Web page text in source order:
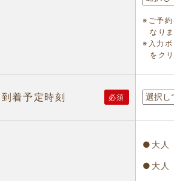
※ご予約
なり
※入力ボ
をク
到着予定時刻 必須
●大人
●大人